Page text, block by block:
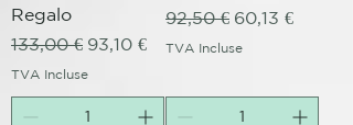
Regalo
Prix original
133,00 € Prix promotionnel
93,10 €
TVA Incluse
Prix original
92,50 € Prix
60,13 €
TVA Incluse